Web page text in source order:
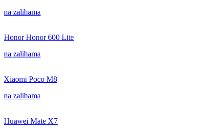
na zalihama
Honor Honor 600 Lite
na zalihama
Xiaomi Poco M8
na zalihama
Huawei Mate X7